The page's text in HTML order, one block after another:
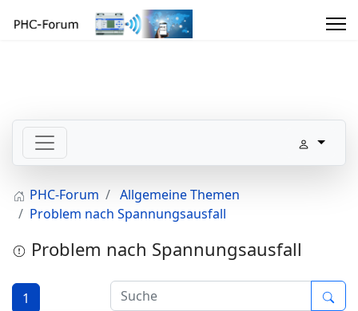
PHC-Forum
Allgemeine Themen
Problem nach Spannungsausfall
Problem nach Spannungsausfall
1